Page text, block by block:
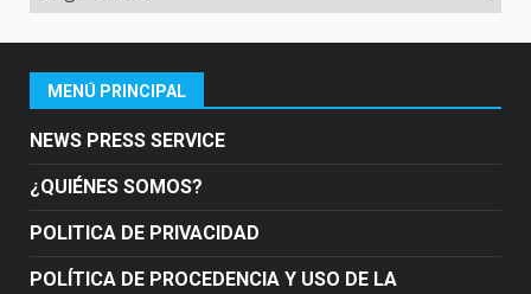
MENÚ PRINCIPAL
NEWS PRESS SERVICE
¿QUIÉNES SOMOS?
POLITICA DE PRIVACIDAD
POLÍTICA DE PROCEDENCIA Y USO DE LA